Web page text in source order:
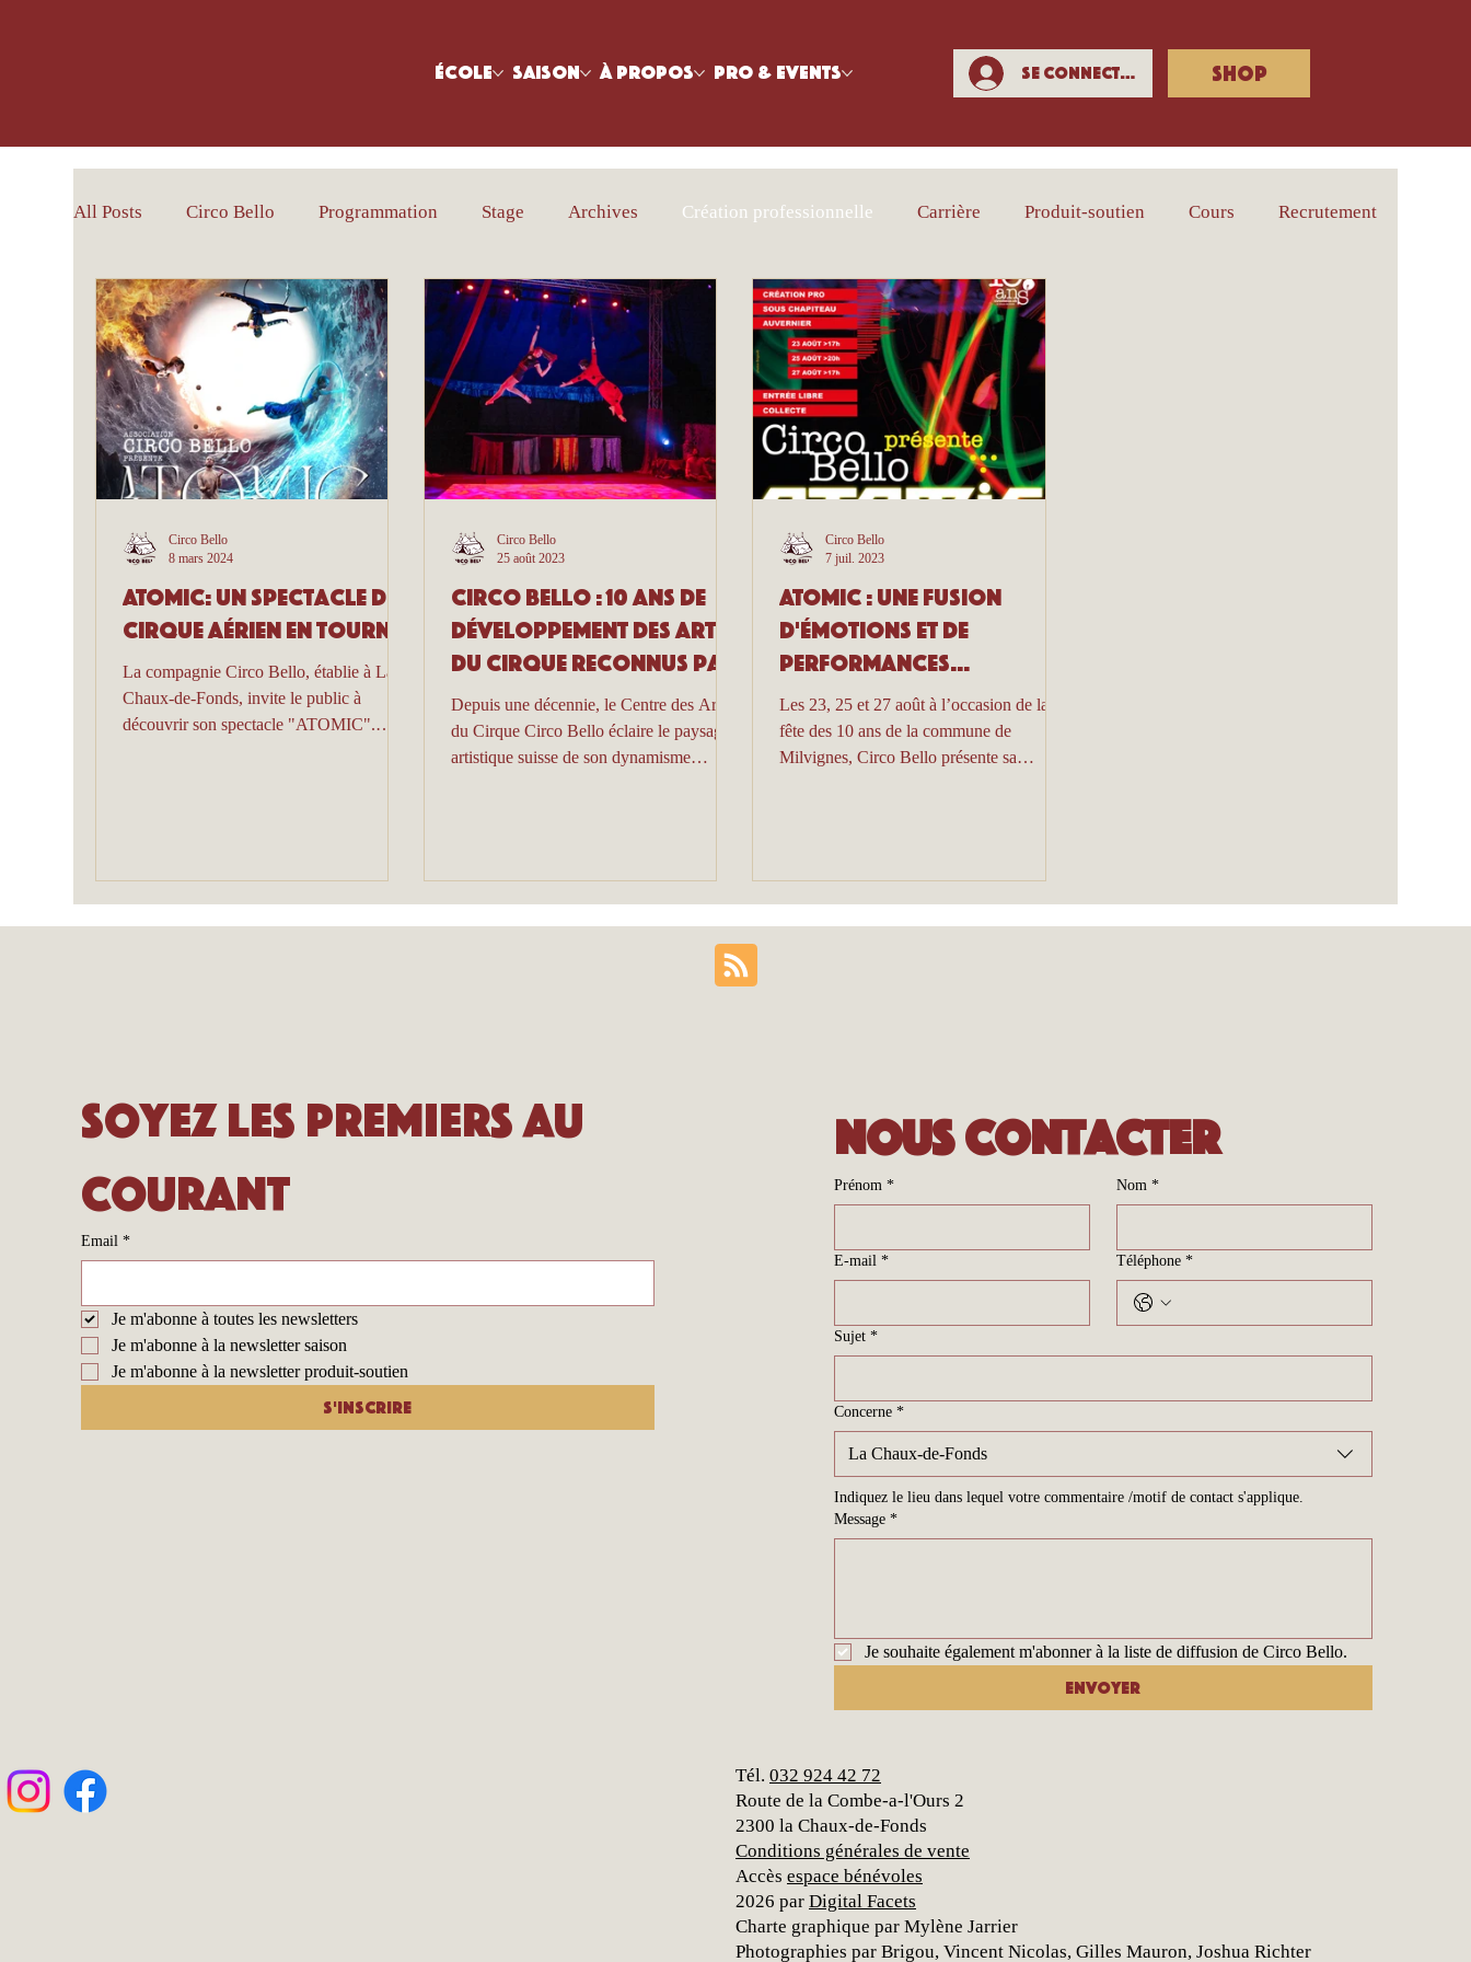
École Saison À propos Pro & Events Se connecter SHOP
All Posts Circo Bello Programmation Stage Archives Création professionnelle Carrière Produit-soutien Cours Recrutement
ATOMIC: Un spectacle de
cirque aérien en tournée
La compagnie Circo Bello, établie à La
Chaux-de-Fonds, invite le public à
découvrir son spectacle "ATOMIC".
Circo Bello
8 mars 2024
Circo Bello : 10 ans de
développement des arts
du cirque reconnus par
la RTS à l'occasion du
spec...
Depuis une décennie, le Centre des Arts
du Cirque Circo Bello éclaire le paysage
artistique suisse de son dynamisme
Circo Bello
25 août 2023
ATOMIC : Une fusion
d'émotions et de
performances
spectaculaires !
Les 23, 25 et 27 août à l’occasion de la
fête des 10 ans de la commune de
Milvignes, Circo Bello présente sa
Circo Bello
7 juil. 2023
Soyez les premiers au
courant
Email *
Je m'abonne à toutes les newsletters
Je m'abonne à la newsletter saison
Je m'abonne à la newsletter produit-soutien
S'inscrire
Nous contacter
Prénom * Nom *
E-mail * Téléphone *
Sujet *
Concerne *
La Chaux-de-Fonds
Indiquez le lieu dans lequel votre commentaire /motif de contact s'applique.
Message *
Je souhaite également m'abonner à la liste de diffusion de Circo Bello.
Envoyer
Tél. 032 924 42 72
Route de la Combe-a-l'Ours 2
2300 la Chaux-de-Fonds
Conditions générales de vente
Accès espace bénévoles
2026 par Digital Facets
Charte graphique par Mylène Jarrier
Photographies par Brigou, Vincent Nicolas, Gilles Mauron, Joshua Richter